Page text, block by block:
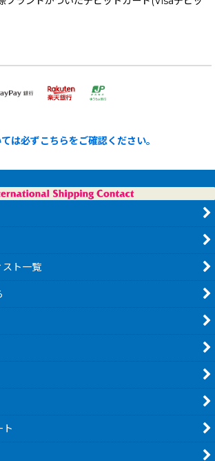
は必ずこちらをご確認ください。
スト一覧
ト